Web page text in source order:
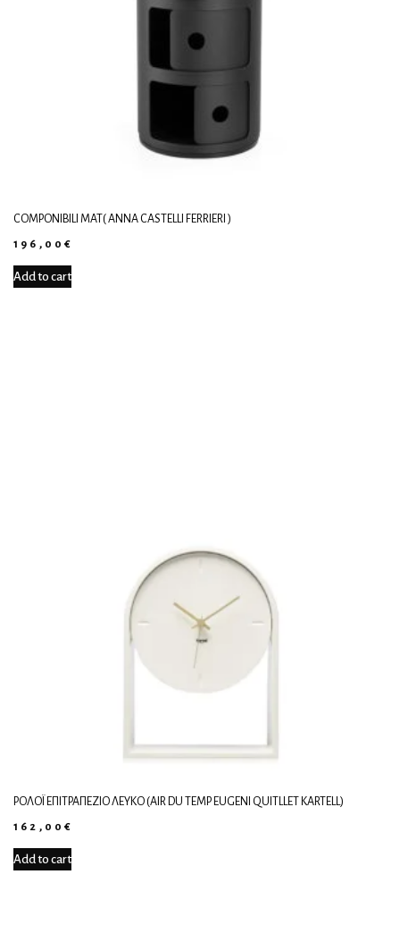
COMPONIBILI MAT( ANNA CASTELLI FERRIERI )
196,00€
Add to cart
ΡΟΛΌΙ ΕΠΙΤΡΑΠΈΖΙΟ ΛΕΥΚΌ (AIR DU TEMP EUGENI QUITLLET KARTELL)
162,00€
Add to cart